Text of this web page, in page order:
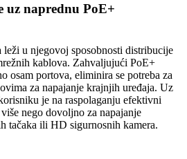
uz naprednu PoE+
leži u njegovoj sposobnosti distribucije
kablova. Zahvaljujući PoE+
osam portova, eliminira se potreba za
za napajanje krajnjih uređaja. Uz
je na raspolaganju efektivni
nego dovoljno za napajanje
tačaka ili HD sigurnosnih kamera.